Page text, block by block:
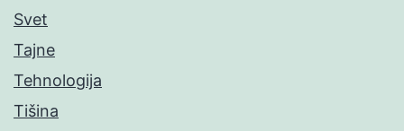
Svet
Tajne
Tehnologija
Tišina